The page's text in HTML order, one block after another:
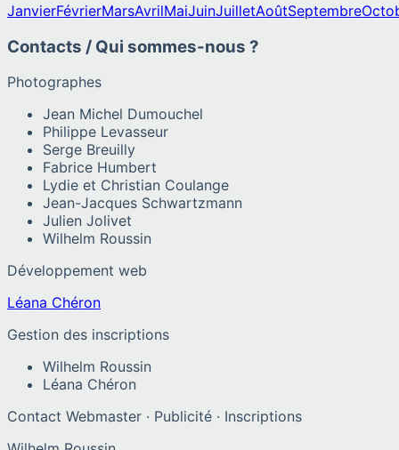
JanvierFévrierMarsAvrilMaiJuinJuilletAoûtSeptembre
Contacts / Qui sommes-nous ?
Photographes
Jean Michel Dumouchel
Philippe Levasseur
Serge Breuilly
Fabrice Humbert
Lydie et Christian Coulange
Jean-Jacques Schwartzmann
Julien Jolivet
Wilhelm Roussin
Développement web
Léana Chéron
Gestion des inscriptions
Wilhelm Roussin
Léana Chéron
Contact Webmaster · Publicité · Inscriptions